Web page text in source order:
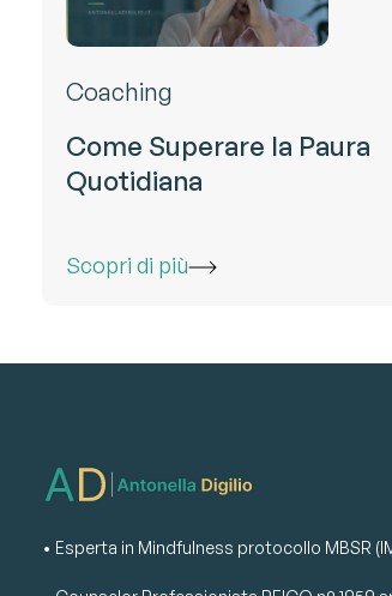
Coaching
Come Superare la Paura
Quotidiana
Scopri di più
• Esperta in Mindfulness protocollo MBSR